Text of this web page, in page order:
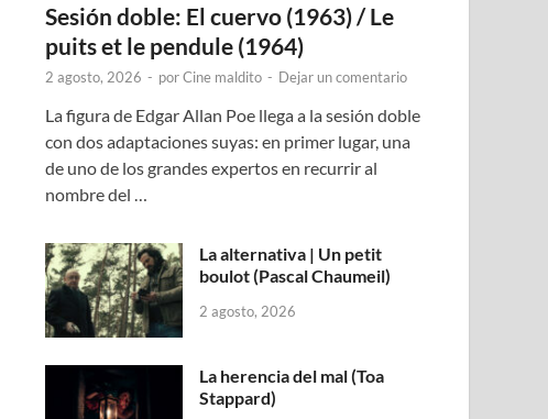
Sesión doble: El cuervo (1963) / Le
puits et le pendule (1964)
2 agosto, 2026 - porCine maldito - Dejar un comentario
La figura de Edgar Allan Poe llega a la sesión doble
con dos adaptaciones suyas: en primer lugar, una
de uno de los grandes expertos en recurrir al
nombre del …
La alternativa | Un petit
boulot (Pascal Chaumeil)
2 agosto, 2026
La herencia del mal (Toa
Stappard)